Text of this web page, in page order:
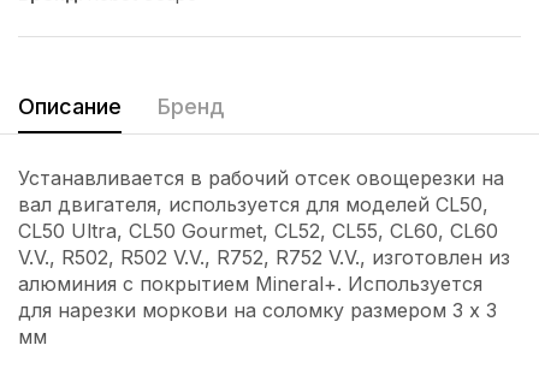
Описание Бренд
Устанавливается в рабочий отсек овощерезки на
вал двигателя, используется для моделей CL50,
CL50 Ultra, CL50 Gourmet, CL52, CL55, CL60, CL60
V.V., R502, R502 V.V., R752, R752 V.V., изготовлен из
алюминия с покрытием Mineral+. Используется
для нарезки моркови на соломку размером 3 х 3
мм